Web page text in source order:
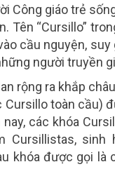
Công giáo trẻ
Tên “Cursillo”
cầu nguyện,
người truyền
rộng ra khắp
Cursillo toàn cầu)
các khóa
Cursillistas,
khóa được gọi